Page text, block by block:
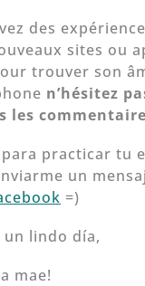
des
sites ou
trouver son
n’hésitez
les
practicar tu
un
=)
un lindo día,
mae!